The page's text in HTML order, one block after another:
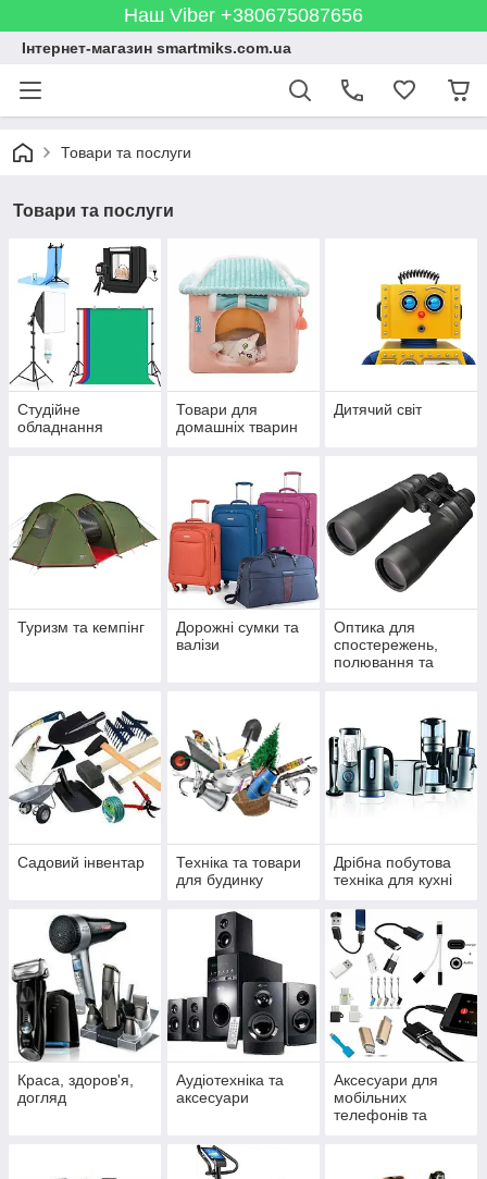
Наш Viber +380675087656
Інтернет-магазин smartmiks.com.ua
Товари та послуги
Товари та послуги
Студійне
обладнання
Товари для
домашніх тварин
Дитячий світ
Туризм та кемпінг
Дорожні сумки та
валізи
Оптика для
спостережень,
полювання та
Садовий інвентар
Техніка та товари
для будинку
Дрібна побутова
техніка для кухні
Краса, здоров'я,
догляд
Аудіотехніка та
аксесуари
Аксесуари для
мобільних
телефонів та